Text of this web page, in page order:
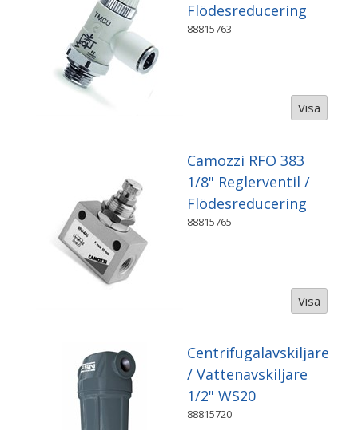
Flödesreducering
88815763
Visa
Camozzi RFO 383
1/8" Reglerventil /
Flödesreducering
88815765
Visa
Centrifugalavskiljare
/ Vattenavskiljare
1/2" WS20
88815720